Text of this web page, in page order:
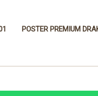
POSTER PREMIUM